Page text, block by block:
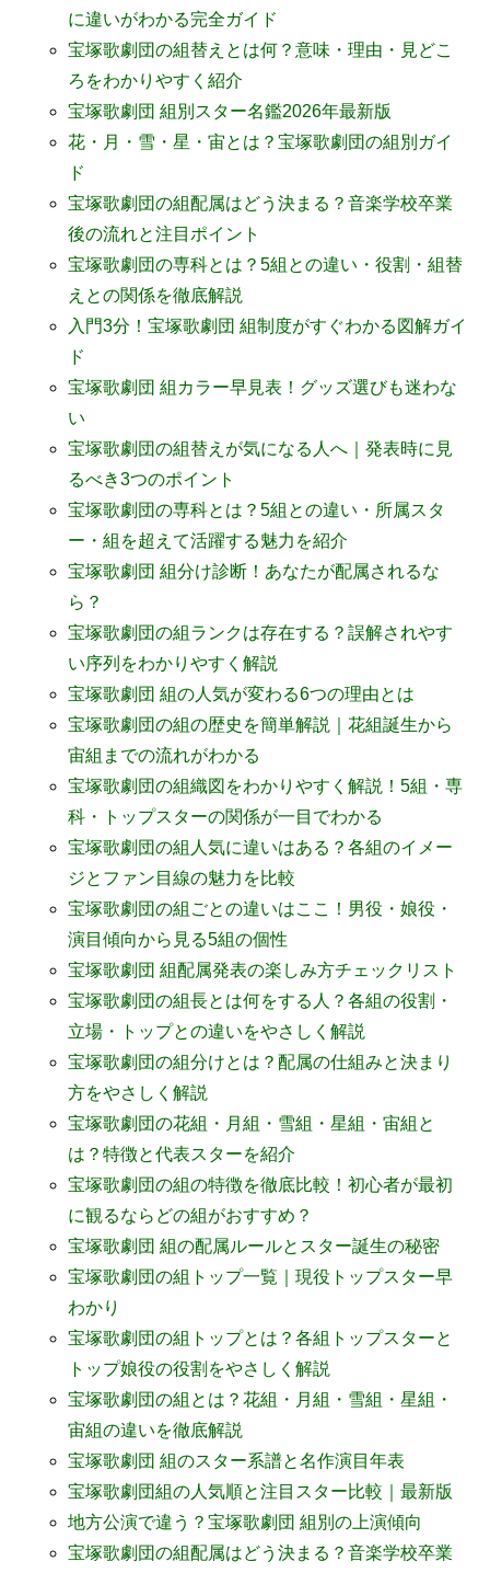
に違いがわかる完全ガイド
宝塚歌劇団の組替えとは何？意味・理由・見どこ
ろをわかりやすく紹介
宝塚歌劇団 組別スター名鑑2026年最新版
花・月・雪・星・宙とは？宝塚歌劇団の組別ガイ
ド
宝塚歌劇団の組配属はどう決まる？音楽学校卒業
後の流れと注目ポイント
宝塚歌劇団の専科とは？5組との違い・役割・組替
えとの関係を徹底解説
入門3分！宝塚歌劇団 組制度がすぐわかる図解ガイ
ド
宝塚歌劇団 組カラー早見表！グッズ選びも迷わな
い
宝塚歌劇団の組替えが気になる人へ｜発表時に見
るべき3つのポイント
宝塚歌劇団の専科とは？5組との違い・所属スタ
ー・組を超えて活躍する魅力を紹介
宝塚歌劇団 組分け診断！あなたが配属されるな
ら？
宝塚歌劇団の組ランクは存在する？誤解されやす
い序列をわかりやすく解説
宝塚歌劇団 組の人気が変わる6つの理由とは
宝塚歌劇団の組の歴史を簡単解説｜花組誕生から
宙組までの流れがわかる
宝塚歌劇団の組織図をわかりやすく解説！5組・専
科・トップスターの関係が一目でわかる
宝塚歌劇団の組人気に違いはある？各組のイメー
ジとファン目線の魅力を比較
宝塚歌劇団の組ごとの違いはここ！男役・娘役・
演目傾向から見る5組の個性
宝塚歌劇団 組配属発表の楽しみ方チェックリスト
宝塚歌劇団の組長とは何をする人？各組の役割・
立場・トップとの違いをやさしく解説
宝塚歌劇団の組分けとは？配属の仕組みと決まり
方をやさしく解説
宝塚歌劇団の花組・月組・雪組・星組・宙組と
は？特徴と代表スターを紹介
宝塚歌劇団の組の特徴を徹底比較！初心者が最初
に観るならどの組がおすすめ？
宝塚歌劇団 組の配属ルールとスター誕生の秘密
宝塚歌劇団の組トップ一覧｜現役トップスター早
わかり
宝塚歌劇団の組トップとは？各組トップスターと
トップ娘役の役割をやさしく解説
宝塚歌劇団の組とは？花組・月組・雪組・星組・
宙組の違いを徹底解説
宝塚歌劇団 組のスター系譜と名作演目年表
宝塚歌劇団組の人気順と注目スター比較｜最新版
地方公演で違う？宝塚歌劇団 組別の上演傾向
宝塚歌劇団の組配属はどう決まる？音楽学校卒業